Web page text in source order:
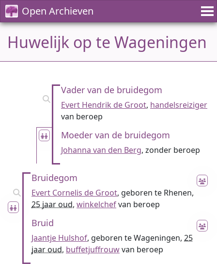
Open Archieven
Huwelijk op te Wageningen
Vader van de bruidegom
Evert Hendrik de Groot, handelsreiziger
van beroep
Moeder van de bruidegom
Johanna van den Berg, zonder beroep
Bruidegom
Evert Cornelis de Groot, geboren te Rhenen,
25 jaar oud, winkelchefvan beroep
Bruid
Jaantje Hulshof, geboren te Wageningen, 25
jaar oud, buffetjuffrouwvan beroep